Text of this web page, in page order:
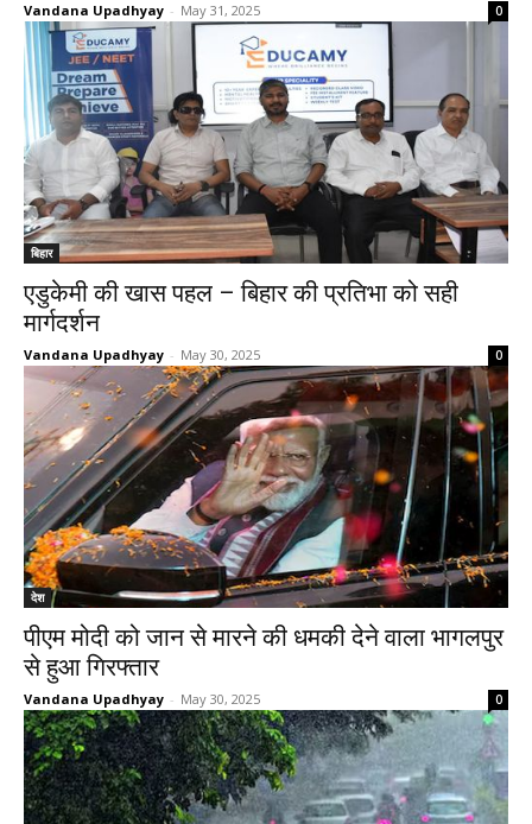
Vandana Upadhyay - May 31, 2025 0
बिहार
एडुकेमी की खास पहल – बिहार की प्रतिभा को सही
मार्गदर्शन
Vandana Upadhyay - May 30, 2025 0
देश
पीएम मोदी को जान से मारने की धमकी देने वाला भागलपुर
से हुआ गिरफ्तार
Vandana Upadhyay - May 30, 2025 0